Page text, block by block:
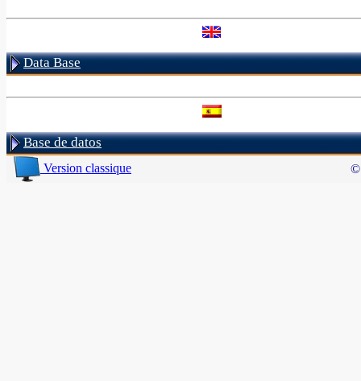
Data Base
Base de datos
Version classique ©